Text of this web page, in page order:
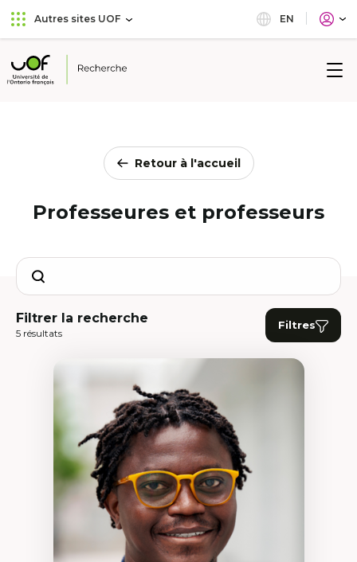
Aller
au
principal
Passer
au
Autres sites UOF EN
Université
Retour à l'accueil
Professeures et professeurs
Search
Filtrer la recherche
5 résultats
Filtres